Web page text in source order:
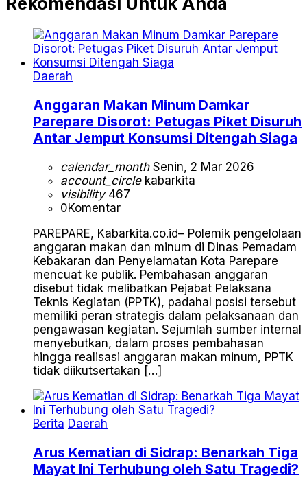
Daerah
Anggaran Makan Minum Damkar
Parepare Disorot: Petugas Piket Disuruh
Antar Jemput Konsumsi Ditengah Siaga
calendar_monthSenin, 2 Mar 2026
account_circlekabarkita
visibility467
0Komentar
PAREPARE, Kabarkita.co.id– Polemik pengelolaan
anggaran makan dan minum di Dinas Pemadam
Kebakaran dan Penyelamatan Kota Parepare
mencuat ke publik. Pembahasan anggaran
disebut tidak melibatkan Pejabat Pelaksana
Teknis Kegiatan (PPTK), padahal posisi tersebut
memiliki peran strategis dalam pelaksanaan dan
pengawasan kegiatan. Sejumlah sumber internal
menyebutkan, dalam proses pembahasan
hingga realisasi anggaran makan minum, PPTK
tidak diikutsertakan […]
Berita Daerah
Arus Kematian di Sidrap: Benarkah Tiga
Mayat Ini Terhubung oleh Satu Tragedi?